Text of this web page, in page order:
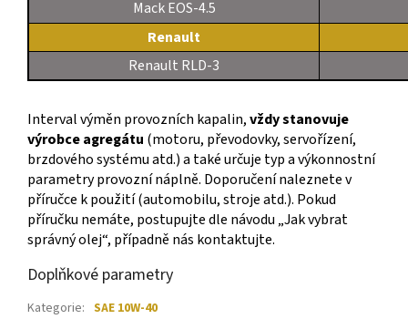
Mack EOS-4.5
Renault
Renault RLD-3
Interval výměn provozních kapalin,vždy stanovuje
výrobce agregátu (motoru, převodovky, servořízení,
brzdového systému atd.) a také určuje typ a výkonnostní
parametry provozní náplně. Doporučení naleznete v
příručce k použití (automobilu, stroje atd.). Pokud
příručku nemáte, postupujte dle návodu „Jak vybrat
správný olej“, případně nás kontaktujte.
Doplňkové parametry
Kategorie: SAE 10W-40